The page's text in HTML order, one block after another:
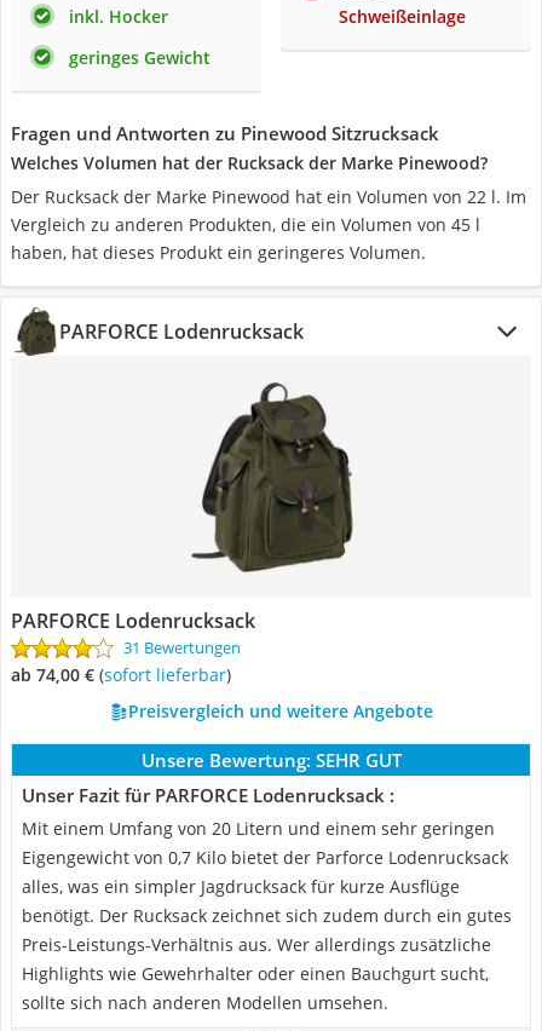
inkl. Hocker
geringes Gewicht
Schweißeinlage
Fragen und Antworten zu Pinewood Sitzrucksack
Welches Volumen hat der Rucksack der Marke Pinewood?
Der Rucksack der Marke Pinewood hat ein Volumen von 22 l. Im
Vergleich zu anderen Produkten, die ein Volumen von 45 l
haben, hat dieses Produkt ein geringeres Volumen.
PARFORCE Lodenrucksack
PARFORCE Lodenrucksack
31 Bewertungen
ab 74,00 € ( Sofort lieferbar)
Preisvergleich und weitere Angebote
Unsere Bewertung: SEHR GUT
Unser Fazit für PARFORCE Lodenrucksack :
Mit einem Umfang von 20 Litern und einem sehr geringen
Eigengewicht von 0,7 Kilo bietet der Parforce Lodenrucksack
alles, was ein simpler Jagdrucksack für kurze Ausflüge
benötigt. Der Rucksack zeichnet sich zudem durch ein gutes
Preis-Leistungs-Verhältnis aus. Wer allerdings zusätzliche
Highlights wie Gewehrhalter oder einen Bauchgurt sucht,
sollte sich nach anderen Modellen umsehen.